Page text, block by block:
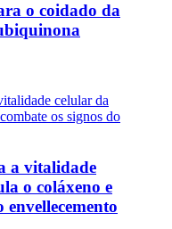
o coidado da
a vitalidade
o coláxeno e
envellecemento